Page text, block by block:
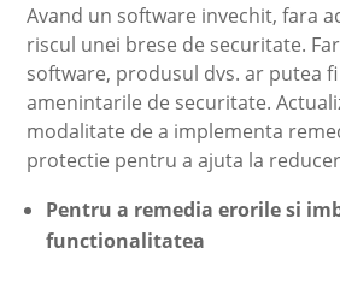
Avand un software invechit, fara
riscul unei brese de securitate.
software, produsul dvs. ar putea
amenintarile de securitate.
modalitate de a implementa
protectie pentru a ajuta la
Pentru a remedia erorile si
functionalitatea